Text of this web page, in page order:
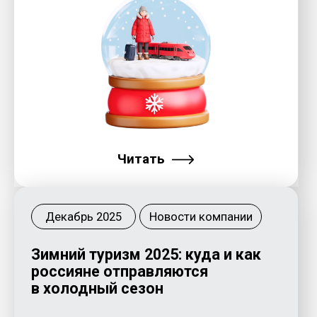
Читать
«ТревелТех Индекс
2025» - первый отраслевой
рейтинг цифровых сервисов от
платформы «Инновационная
мобильность»
Новости компании